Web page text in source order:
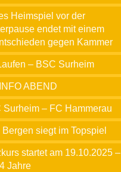
Heimspiel vor der
endet mit einem
gegen Kammer
– BSC Surheim
ABEND
Surheim – FC Hammerau
siegt im Topspiel
startet am 19.10.2025 –
Jahre